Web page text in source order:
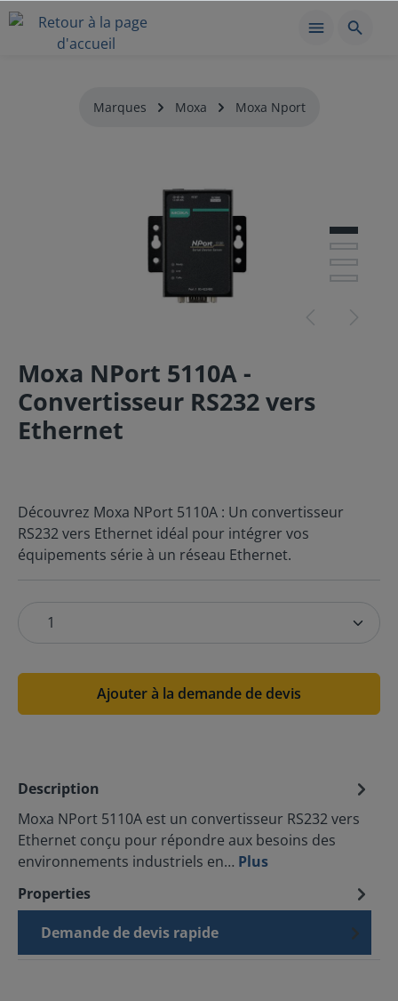
Marques Moxa Moxa Nport
Moxa NPort 5110A -
Convertisseur RS232 vers
Ethernet
Découvrez Moxa NPort 5110A : Un convertisseur
RS232 vers Ethernet idéal pour intégrer vos
équipements série à un réseau Ethernet.
Ajouter à la demande de devis
Description
Moxa NPort 5110A est un convertisseur RS232 vers
Ethernet conçu pour répondre aux besoins des
environnements industriels en… Plus
Properties
Demande de devis rapide